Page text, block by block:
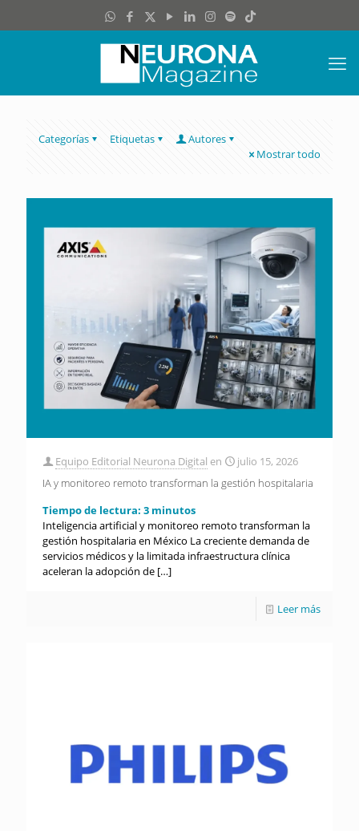
Categorías Etiquetas
Autores
Mostrar todo
Equipo Editorial Neurona Digital en
julio 15, 2026
IA y monitoreo remoto transforman la gestión hospitalaria
Tiempo de lectura: 3 minutos
Inteligencia artificial y monitoreo remoto transforman la
gestión hospitalaria en México La creciente demanda de
servicios médicos y la limitada infraestructura clínica
aceleran la adopción de […]
Leer más